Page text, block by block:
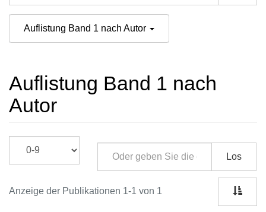
Auflistung Band 1 nach Autor
Auflistung Band 1 nach
Autor
Los
Anzeige der Publikationen 1-1 von 1